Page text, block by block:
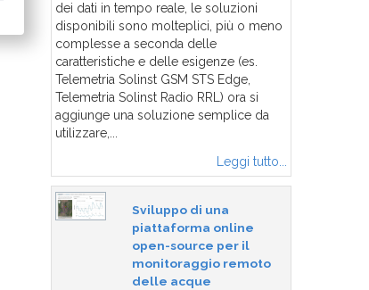
dei dati in tempo reale, le soluzioni
disponibili sono molteplici, più o meno
complesse a seconda delle
caratteristiche e delle esigenze (es.
Telemetria Solinst GSM STS Edge,
Telemetria Solinst Radio RRL) ora si
aggiunge una soluzione semplice da
utilizzare,...
Leggi tutto...
Sviluppo di una
piattaforma online
open-source per il
monitoraggio remoto
delle acque